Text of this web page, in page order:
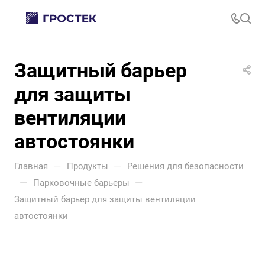
Защитный барьер
для защиты
вентиляции
автостоянки
Главная — Продукты — Решения для безопасности
— Парковочные барьеры —
Защитный барьер для защиты вентиляции
автостоянки